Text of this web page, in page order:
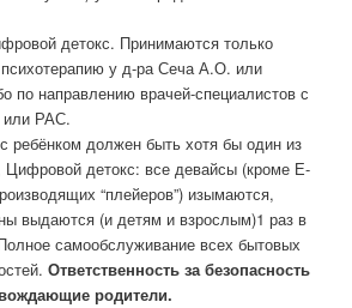
детокс. Принимаются только
у д-ра Сеча А.О. или
по направлению врачей-специалистов с
РАС.
ребёнком должен быть хотя бы один из
Цифровой детокс: все девайсы (кроме Е-
“плейеров”) изымаются,
выдаются (и детям и взрослым)1 раз в
самообслуживание всех бытовых
Ответственность за безопасность
родители.